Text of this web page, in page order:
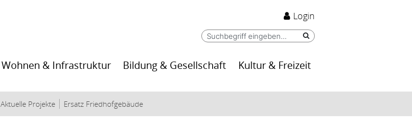
Login
Wohnen & Infrastruktur Bildung & Gesellschaft Kultur & Freizeit
Aktuelle Projekte Ersatz Friedhofgebäude(ausgewählt)